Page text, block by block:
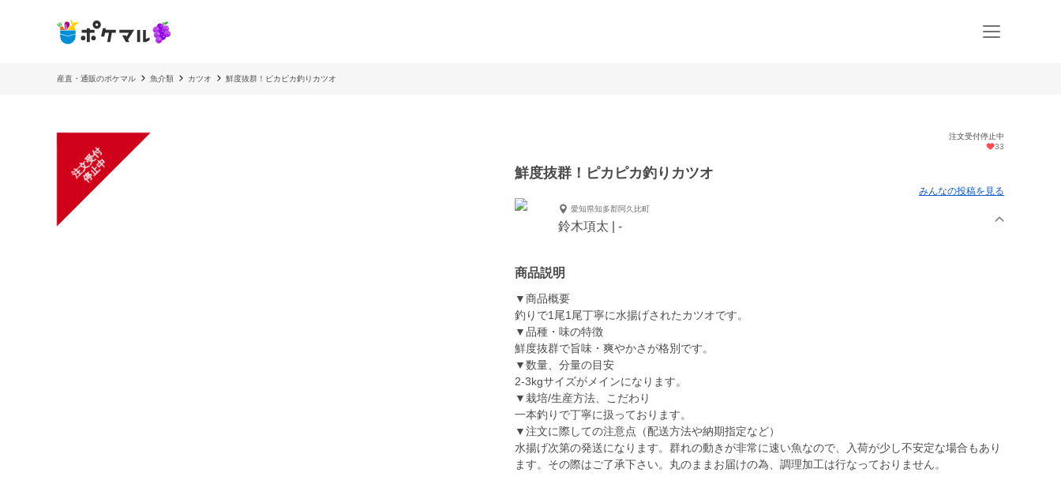
産直・通販のポケマル 魚介類 カツオ 鮮度抜群！ピカピカ釣りカツオ
注
文
受
付
停
止
中
注文受付停止中
33
鮮度抜群！ピカピカ釣りカツオ
みんなの投稿を見る
愛知県知多郡阿久比町
鈴木項太 | -
商品説明
▼商品概要
釣りで1尾1尾丁寧に水揚げされたカツオです。
▼品種・味の特徴
鮮度抜群で旨味・爽やかさが格別です。
▼数量、分量の目安
2-3kgサイズがメインになります。
▼栽培/生産方法、こだわり
一本釣りで丁寧に扱っております。
▼注文に際しての注意点（配送方法や納期指定など）
水揚げ次第の発送になります。群れの動きが非常に速い魚なので、入荷が少し不安定な場合もあり
ます。その際はご了承下さい。丸のままお届けの為、調理加工は行なっておりません。